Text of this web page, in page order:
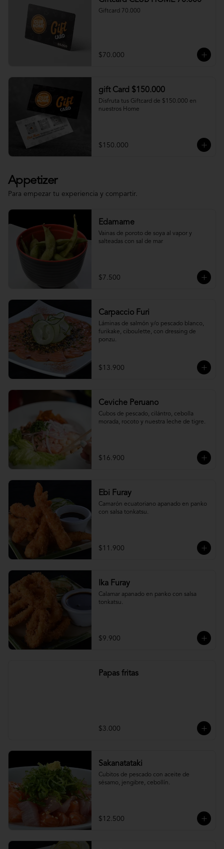
Giftcard 70.000
$70.000
gift Card $150.000
Disfruta tus Giftcard de $150.000 en
nuestros Home
$150.000
Appetizer
Para empezar tu experiencia y compartir.
Edamame
Vainas de poroto de soya al vapor y
salteadas con sal de mar
$7.500
Carpaccio Furi
Láminas de salmón y/o pescado blanco,
furikake, ciboulette, con dressing de
ponzu.
$13.900
Ceviche Peruano
Cubos de pescado, cilántro, cebolla
morada, rocoto y nuestra leche de tigre.
$16.900
Ebi Furay
Camarón ecuatoriano apanado en panko
con salsa tonkatsu.
$11.900
Ika Furay
Calamar apanado en panko con salsa
tonkatsu.
$9.900
Papas fritas
$3.000
Sakanatataki
Cubitos de pescado con aceite de
sésamo, jengibre, cebollín.
$12.500